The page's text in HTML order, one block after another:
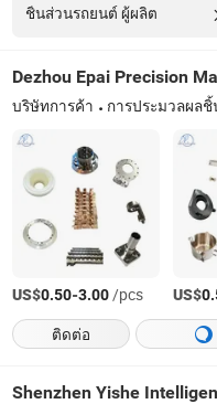
ชิ้นส่วนรถยนต์ ผู้ผลิต
Dezhou Epai Precision
บริษัทการค้า การประมวลผลชิ้นส่วนที่มีความแม่นยำ ชิ้นส่วน
US$0.50-3.00/pcs US$
ติดต่อ
Shenzhen Yishe